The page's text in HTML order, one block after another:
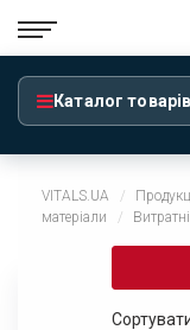
Каталог товарів
VITALS.UA
матеріали